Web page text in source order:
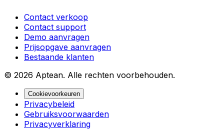
Contact verkoop
Contact support
Demo aanvragen
Prijsopgave aanvragen
Bestaande klanten
© 2026 Aptean. Alle rechten voorbehouden.
Cookievoorkeuren
Privacybeleid
Gebruiksvoorwaarden
Privacyverklaring